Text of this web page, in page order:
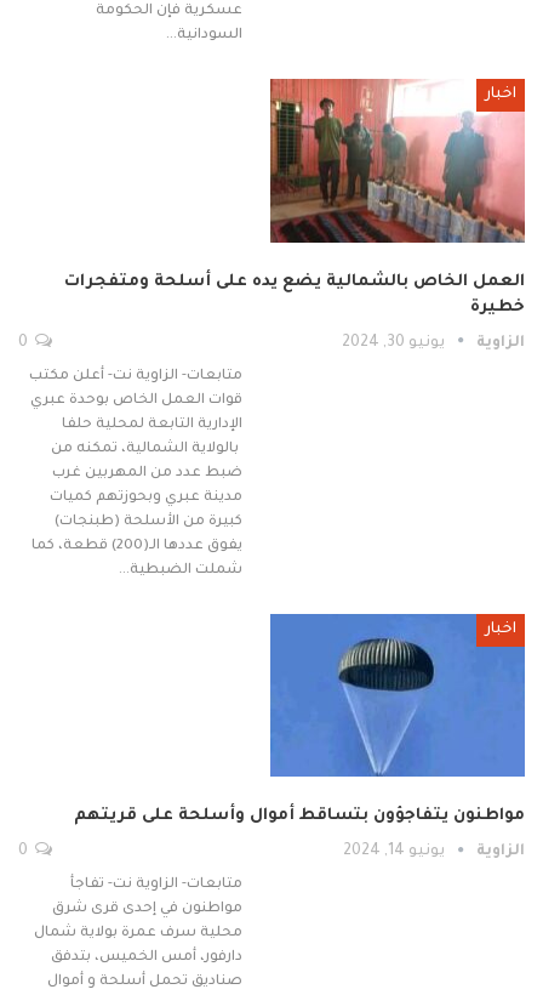
عسكرية فإن الحكومة
السودانية…
اخبار
العمل الخاص بالشمالية يضع يده على أسلحة ومتفجرات
خطيرة
الزاوية يونيو 30, 2024
متابعات- الزاوية نت- أعلن مكتب
قوات العمل الخاص بوحدة عبري
الإدارية التابعة لمحلية حلفا
بالولاية الشمالية، تمكنه من
ضبط عدد من المهربين غرب
مدينة عبري وبحوزتهم كميات
كبيرة من الأسلحة (طبنجات)
يفوق عددها الـ(200) قطعة، كما
شملت الضبطية…
اخبار
مواطنون يتفاجؤون بتساقط أموال وأسلحة على قريتهم
الزاوية يونيو 14, 2024
متابعات- الزاوية نت- تفاجأ
مواطنون في إحدى قرى شرق
محلية سرف عمرة بولاية شمال
دارفور، أمس الخميس، بتدفق
صناديق تحمل أسلحة و أموال